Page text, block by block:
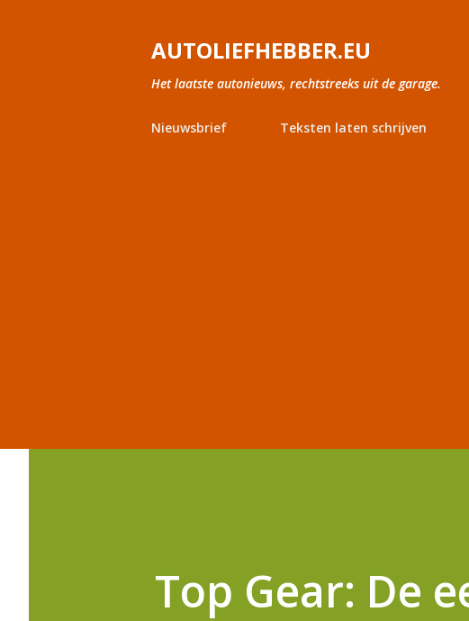
AUTOLIEFHEBBER.EU
Het laatste autonieuws, rechtstreeks uit de garage.
Nieuwsbrief Teksten laten schrijven
Top Gear: De